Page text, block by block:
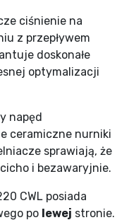
ciśnienie na
z przepływem
doskonałe
optymalizacji
napęd
ceramiczne nurniki
sprawiają, że
i bezawaryjnie.
CWL posiada
po lewej stronie.